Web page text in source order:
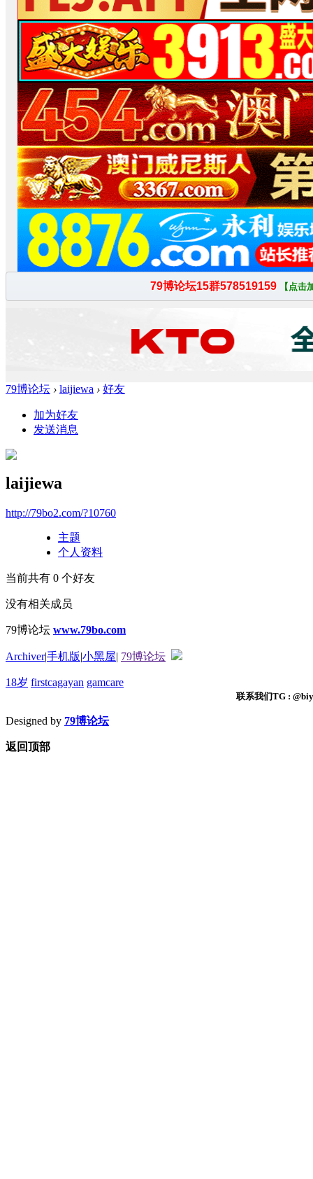
79博论坛 › laijiewa › 好友
加为好友
发送消息
laijiewa
http://79bo2.com/?10760
主题
个人资料
当前共有 0 个好友
没有相关成员
79博论坛 www.79bo.com
Archiver|手机版|小黑屋| 79博论坛
18岁 firstcagayan gamcare
联系我们TG :
Designed by 79博论坛
返回顶部